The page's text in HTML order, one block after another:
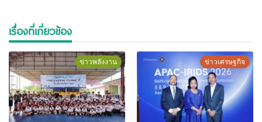
เรื่องที่เกี่ยวข้อง
ข่าวพลังงาน ข่าวเศรษฐกิจ